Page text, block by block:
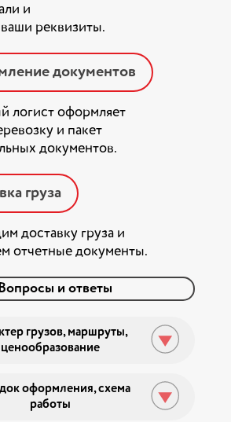
и
реквизиты.
документов
логист оформляет
и пакет
документов.
груза
доставку груза и
отчетные документы.
и ответы
грузов, маршруты,
ценообразование
оформления, схема
работы
у